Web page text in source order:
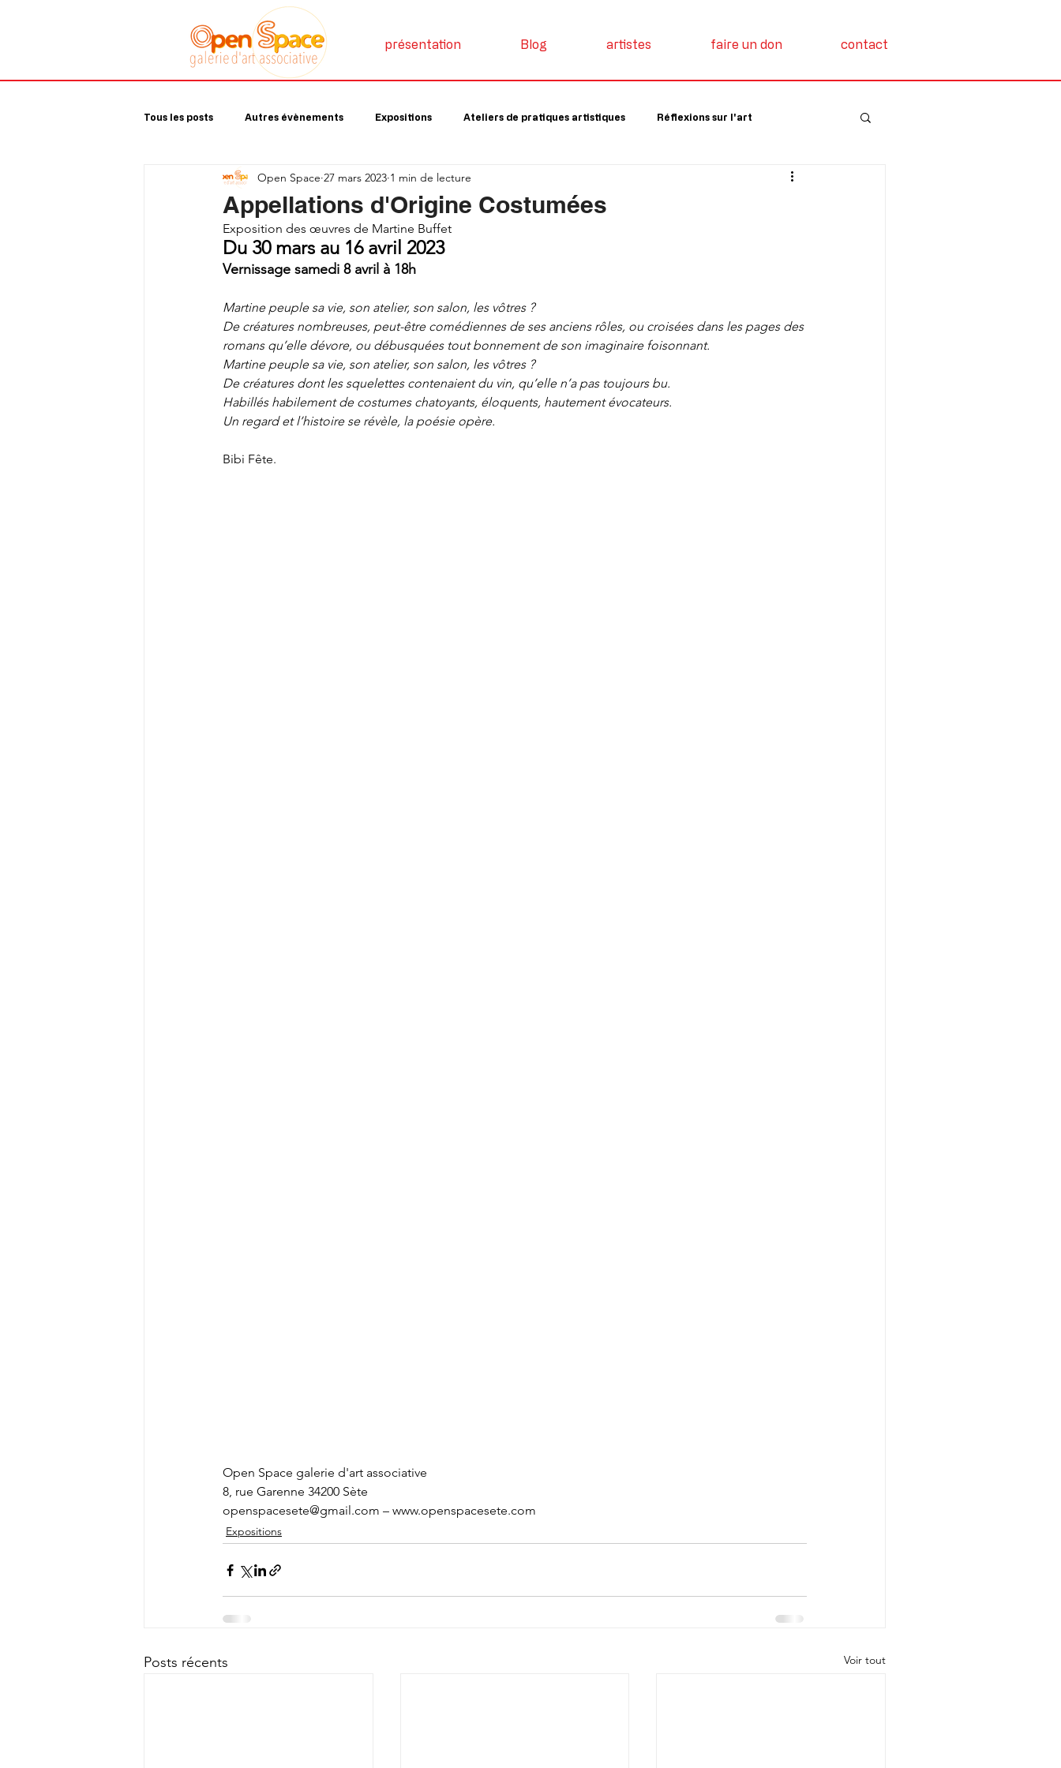
Galerie art
associative
présentation Blog artistes faire un don contact
Tous les posts Autres évènements Expositions Ateliers de pratiques artistiques Réflexions sur l'art
Appellations d'Origine Costumées
Open Space 27 mars 2023 1 min de lecture
Exposition des œuvres de Martine Buffet
Du 30 mars au 16 avril 2023
Vernissage samedi 8 avril à 18h
Martine peuple sa vie, son atelier, son salon, les vôtres ?
De créatures nombreuses, peut-être comédiennes de ses anciens rôles, ou croisées dans les pages des
romans qu’elle dévore, ou débusquées tout bonnement de son imaginaire foisonnant.
Martine peuple sa vie, son atelier, son salon, les vôtres ?
De créatures dont les squelettes contenaient du vin, qu’elle n’a pas toujours bu.
Habillés habilement de costumes chatoyants, éloquents, hautement évocateurs.
Un regard et l’histoire se révèle, la poésie opère.
Bibi Fête.
Open Space galerie d'art associative
8, rue Garenne 34200 Sète
openspacesete@gmail.com – www.openspacesete.com
Expositions
Posts récents Voir tout